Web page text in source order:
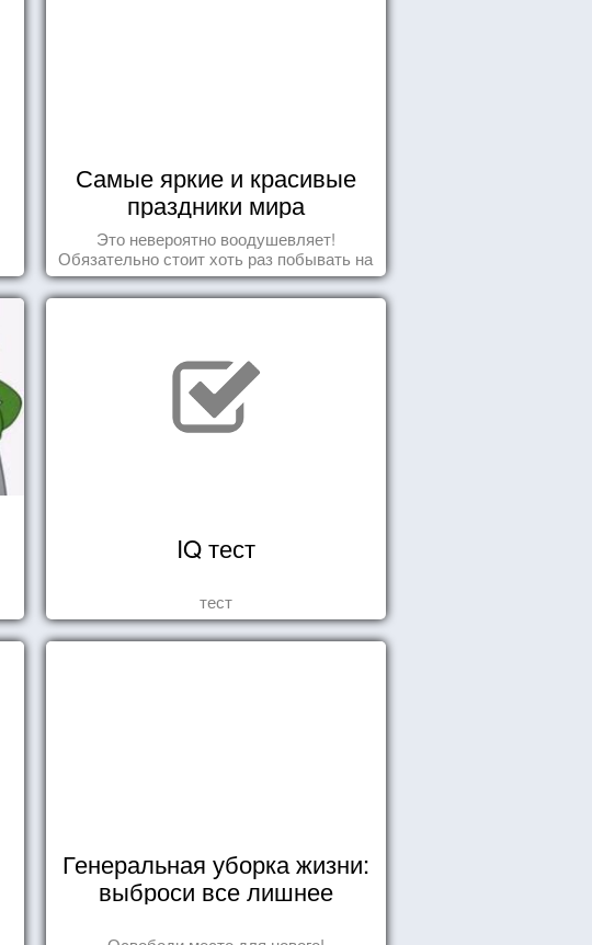
Самые яркие и красивые
праздники мира
Это невероятно воодушевляет!
Обязательно стоит хоть раз побывать на
подобных мероприятиях и получить
массу впечатлений!
IQ тест
тест
Генеральная уборка жизни:
выброси все лишнее